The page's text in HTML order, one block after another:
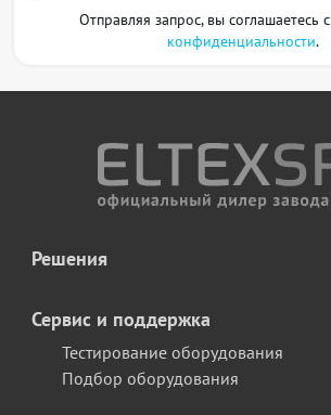
Отправляя запрос, вы соглашаетесь с
конфиденциальности.
Решения
Сервис и поддержка
Тестирование оборудования
Подбор оборудования